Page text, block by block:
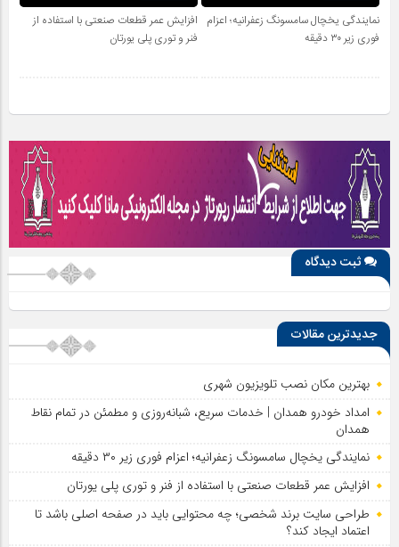
نمایندگی یخچال سامسونگ زعفرانیه؛ اعزام
فوری زیر ۳۰ دقیقه
افزایش عمر قطعات صنعتی با استفاده از
فنر و توری پلی یورتان
ثبت دیدگاه
جدیدترین مقالات
بهترین مکان نصب تلویزیون شهری
امداد خودرو همدان | خدمات سریع، شبانه‌روزی و مطمئن در تمام نقاط
همدان
نمایندگی یخچال سامسونگ زعفرانیه؛ اعزام فوری زیر ۳۰ دقیقه
افزایش عمر قطعات صنعتی با استفاده از فنر و توری پلی یورتان
طراحی سایت برند شخصی؛ چه محتوایی باید در صفحه اصلی باشد تا
اعتماد ایجاد کند؟